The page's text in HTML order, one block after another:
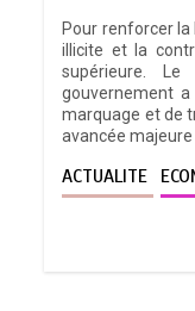
Pour renforcer
illicite et la
supérieure.
gouvernement
marquage et de
avancée majeure
ACTUALITE